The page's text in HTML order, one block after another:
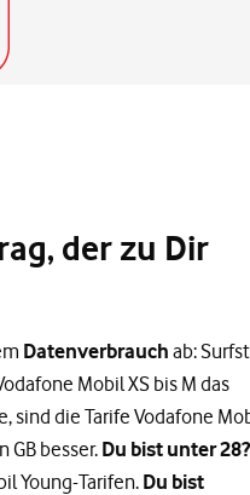
der zu Dir
Datenverbrauch ab:
Mobil XS bis M das
sind die Tarife Vodafone
besser. Du bist unter 28?
Young-Tarifen. Du bist